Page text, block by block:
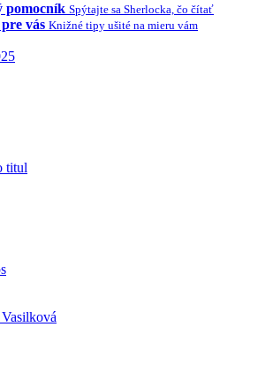
pomocník Spýtajte sa Sherlocka, čo čítať
vás Knižné tipy ušité na mieru vám
titul